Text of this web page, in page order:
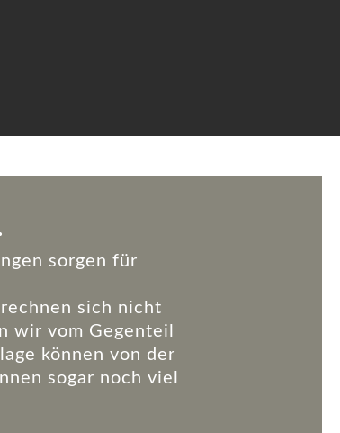
sorgen für
sich nicht
wir vom Gegenteil
können von der
sogar noch viel